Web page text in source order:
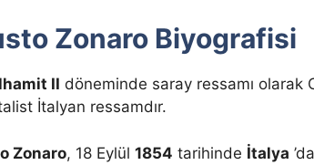
Zonaro Biyografisi
II döneminde saray ressamı olarak
İtalyan ressamdır.
Zonaro, 18 Eylül 1854 tarihinde İtalya